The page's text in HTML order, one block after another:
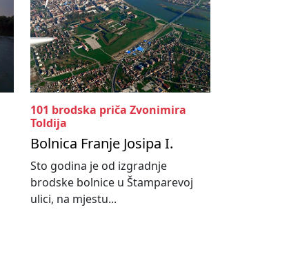
101 brodska priča Zvonimira
Toldija
Bolnica Franje Josipa I.
Sto godina je od izgradnje
brodske bolnice u Štamparevoj
ulici, na mjestu...